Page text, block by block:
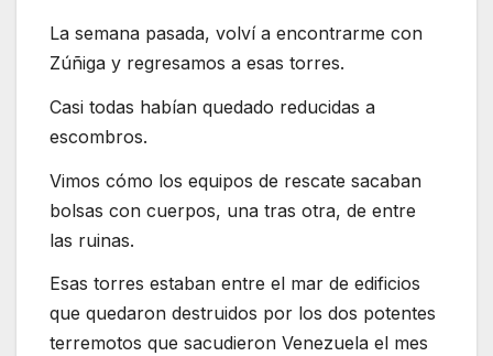
La semana pasada, volví a encontrarme con
Zúñiga y regresamos a esas torres.
Casi todas habían quedado reducidas a
escombros.
Vimos cómo los equipos de rescate sacaban
bolsas con cuerpos, una tras otra, de entre
las ruinas.
Esas torres estaban entre el mar de edificios
que quedaron destruidos por los dos potentes
terremotos que sacudieron Venezuela el mes